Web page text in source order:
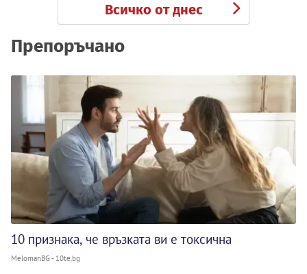
Всичко от днес
Препоръчано
10 признака, че връзката ви е токсична
MelomanBG - 10te.bg